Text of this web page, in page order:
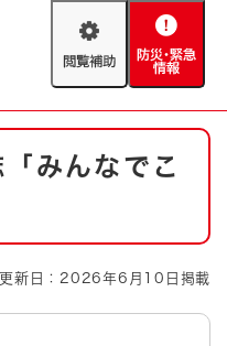
閲
助
防
緊
情
救急・消防
みんなでこ
更新日：2026年6月10日掲載